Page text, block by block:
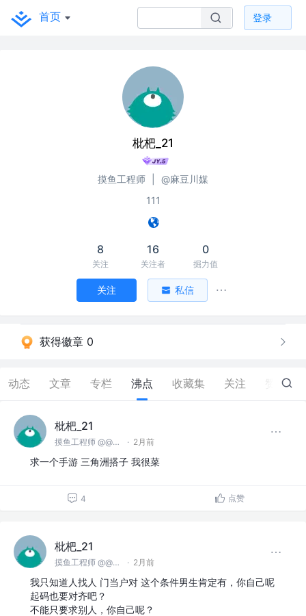
首页 登录
枇杷_21
摸鱼工程师
@麻豆川媒
111
8
关注
16
关注者
0
掘力值
关注 私信
获得徽章 0
动态 文章 专栏 沸点 收藏集 关注 126
枇杷_21
摸鱼工程师 @@麻豆川媒 · 2月前
求一个手游 三角洲搭子 我很菜
4 点赞
枇杷_21
摸鱼工程师 @@麻豆川媒 · 2月前
我只知道人找人 门当户对 这个条件男生肯定有，你自己呢
起码也要对齐吧？
不能只要求别人，你自己呢？